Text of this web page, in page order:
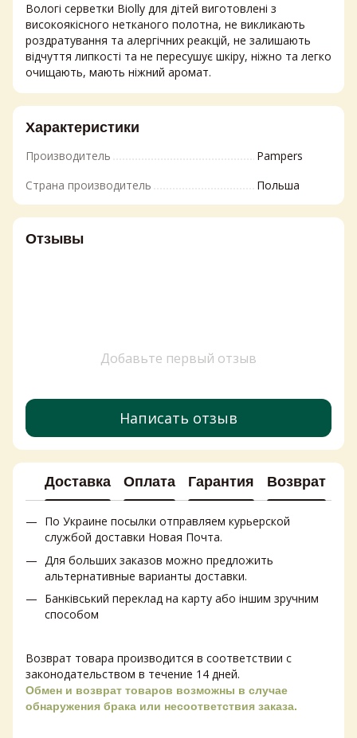
Вологі серветки Biolly для дітей виготовлені з
високоякісного нетканого полотна, не викликають
роздратування та алергічних реакцій, не залишають
відчуття липкості та не пересушує шкіру, ніжно та легко
очищають, мають ніжний аромат.
Характеристики
Производитель
Pampers
Страна производитель
Польша
Отзывы
Добавьте первый отзыв
Написать отзыв
Доставка Оплата Гарантия Возврат
По Украине посылки отправляем курьерской
службой доставки Новая Почта.
Для больших заказов можно предложить
альтернативные варианты доставки.
Банківський переклад на карту або іншим зручним
способом
Возврат товара производится в соответствии с
законодательством в течение 14 дней.
Обмен и возврат товаров возможны в случае
обнаружения брака или несоответствия заказа.